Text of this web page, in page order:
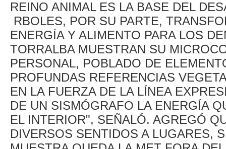
REINO ANIMAL ES LA BASE DEL
RBOLES, POR SU PARTE,
ENERGÍA Y ALIMENTO PARA LOS
TORRALBA MUESTRAN SU
PERSONAL, POBLADO DE
PROFUNDAS REFERENCIAS
EN LA FUERZA DE LA LÍNEA
DE UN SISMÓGRAFO LA ENERGÍA
EL INTERIOR", SEÑALÓ. AGREGÓ
DIVERSOS SENTIDOS A LUGARES,